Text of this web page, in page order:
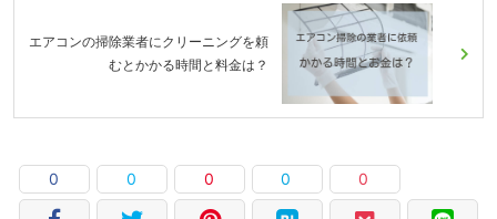
エアコンの掃除業者にクリーニングを頼
むとかかる時間と料金は？
0 0 0 0 0